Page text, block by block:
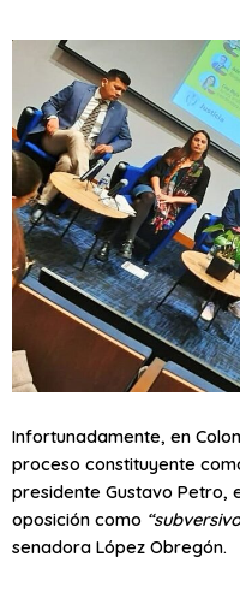
Infortunadamente, en
proceso constituyente
presidente Gustavo Petro,
oposición como
senadora López Obregón.